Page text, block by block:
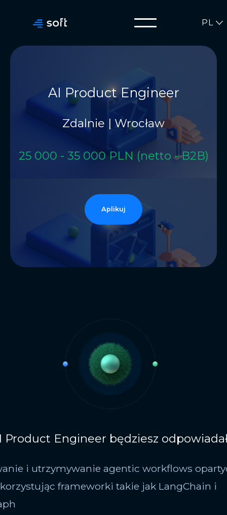
PL
AI Product Engineer
Zdalnie | Wrocław
25 000 - 35 000 PLN (netto - B2B)
Aplikuj
Product Engineer będziesz
i utrzymywanie agentic workflows
frameworki takie jak LangChain i